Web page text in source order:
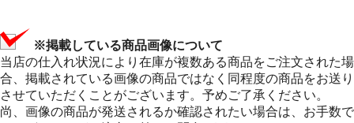
※掲載している商品画像について
当店の仕入れ状況により在庫が複数ある商品をご注文された場
合、掲載されている画像の商品ではなく同程度の商品をお送り
させていただくことがございます。予めご了承ください。
尚、画像の商品が発送されるか確認されたい場合は、お手数で